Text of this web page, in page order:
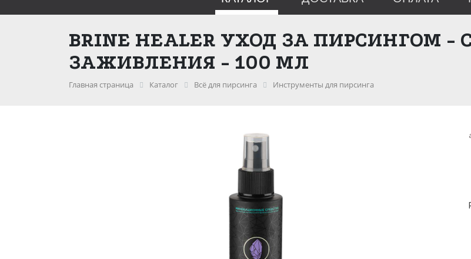
BRINE HEALER УХОД ЗА ПИРСИНГОМ -
ЗАЖИВЛЕНИЯ - 100 МЛ
Главная страница Каталог Всё для пирсинга Инструменты для пирсинга